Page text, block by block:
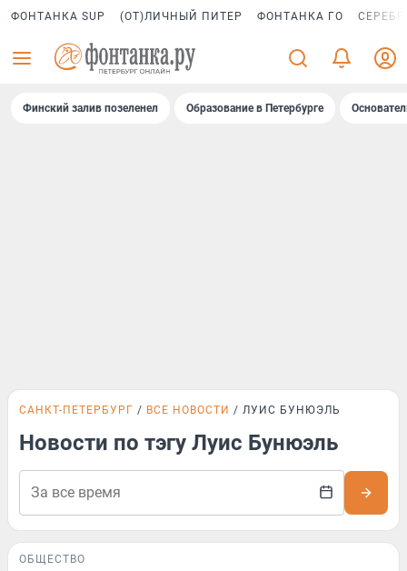
ФОНТАНКА SUP (ОТ)ЛИЧНЫЙ ПИТЕР ФОНТАНКА ГО
Финский залив позеленел Образование в Петербурге
САНКТ-ПЕТЕРБУРГ ВСЕ НОВОСТИ ЛУИС БУНЮЭЛЬ
Новости по тэгу Луис Бунюэль
ОБЩЕСТВО